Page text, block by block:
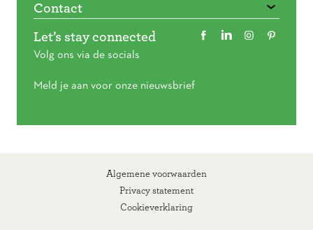
Contact
Let’s stay connected
Volg ons via de socials
Meld je aan voor onze nieuwsbrief
Algemene voorwaarden
Privacy statement
Cookieverklaring